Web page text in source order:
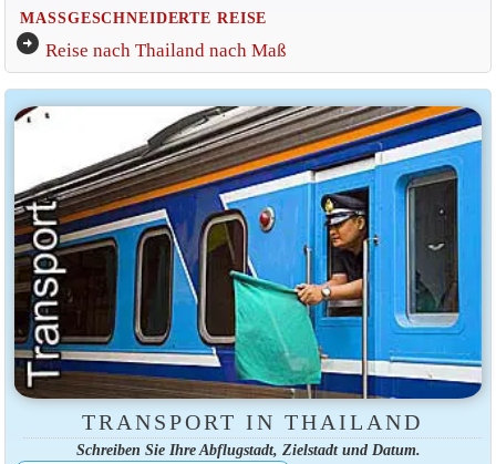
MASSGESCHNEIDERTE REISE
arrow_circle_right Reise nach Thailand nach Maß
TRANSPORT IN THAILAND
Schreiben Sie Ihre Abflugstadt, Zielstadt und Datum.